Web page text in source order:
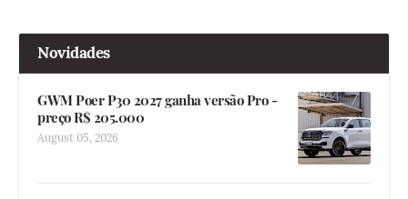
Novidades
GWM Poer P30 2027 ganha versão Pro -
preço R$ 205.000
August 05, 2026